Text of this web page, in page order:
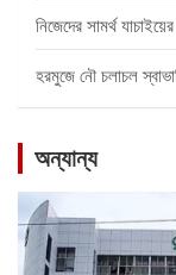
নিজেদের সামর্থ
হরমুজে নৌ চলাচল
অন্যান্য